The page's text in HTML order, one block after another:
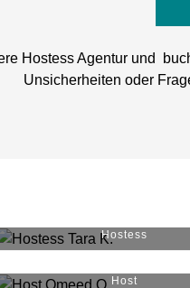
Hostess Agentur und
Unsicherheiten oder
Hostess
Host